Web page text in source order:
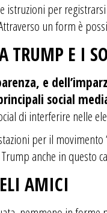
per
un form è
TRUMP E I
e
social
di interferire nelle
per il movimento
anche in questo
AMICI